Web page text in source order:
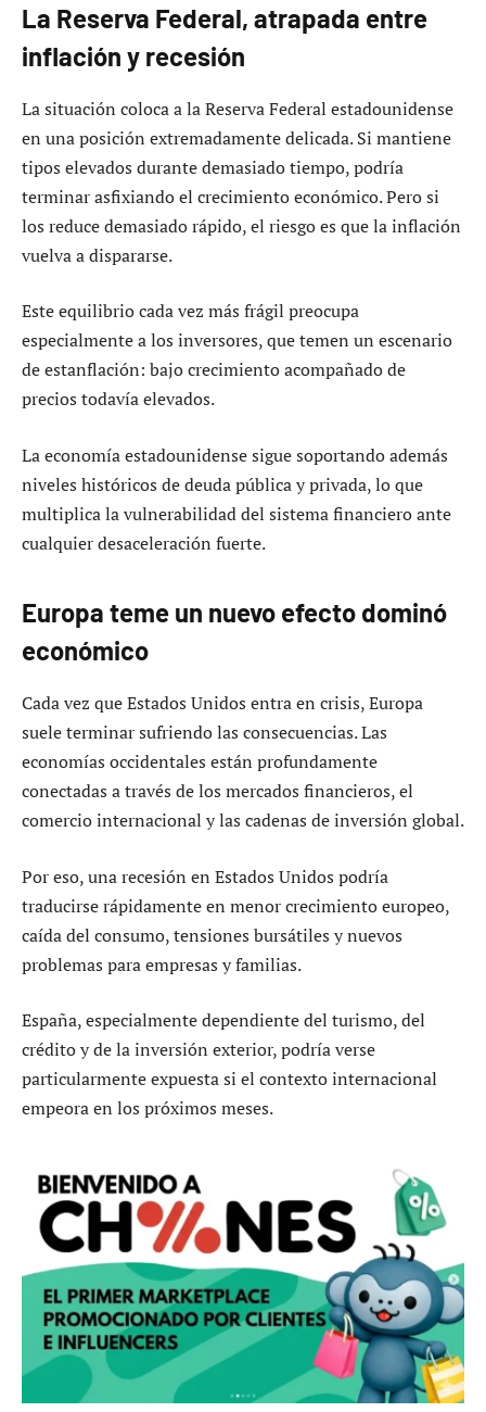
La Reserva Federal, atrapada entre
inflación y recesión
La situación coloca a la Reserva Federal estadounidense
en una posición extremadamente delicada. Si mantiene
tipos elevados durante demasiado tiempo, podría
terminar asfixiando el crecimiento económico. Pero si
los reduce demasiado rápido, el riesgo es que la inflación
vuelva a dispararse.
Este equilibrio cada vez más frágil preocupa
especialmente a los inversores, que temen un escenario
de estanflación: bajo crecimiento acompañado de
precios todavía elevados.
La economía estadounidense sigue soportando además
niveles históricos de deuda pública y privada, lo que
multiplica la vulnerabilidad del sistema financiero ante
cualquier desaceleración fuerte.
Europa teme un nuevo efecto dominó
económico
Cada vez que Estados Unidos entra en crisis, Europa
suele terminar sufriendo las consecuencias. Las
economías occidentales están profundamente
conectadas a través de los mercados financieros, el
comercio internacional y las cadenas de inversión global.
Por eso, una recesión en Estados Unidos podría
traducirse rápidamente en menor crecimiento europeo,
caída del consumo, tensiones bursátiles y nuevos
problemas para empresas y familias.
España, especialmente dependiente del turismo, del
crédito y de la inversión exterior, podría verse
particularmente expuesta si el contexto internacional
empeora en los próximos meses.